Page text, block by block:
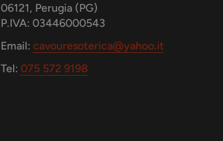
06121, Perugia (PG)
P.IVA: 03446000543
Email: cavouresoterica@yahoo.it
Tel: 075 572 9198